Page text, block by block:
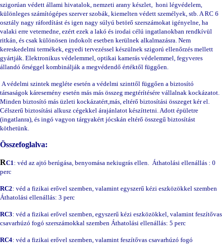
szigorúan védett állami hivatalok, nemzeti arany készlet, honi légvédelem,
különleges számítógépes szerver szobák, kiemelten védett személyek, stb. A RC 6
osztály nagy ráfordítást és igen nagy súlyú betörő szerszámokat igényelne, ha
valaki erre vetemedne, ezért ezek a lakó és irodai célú ingatlanokban rendkívül
ritkán, és csak különösen indokolt esetben kerülnek alkalmazásra. Nem
kereskedelmi termékek, egyedi tervezéssel készülnek szigorú ellenőrzés mellett
gyártják. Elektronikus védelemmel, optikai kamerás védelemmel, fegyveres
állandó őrséggel kombinálják a megvédendő értéktől függően.
A védelmi szintek megléte esetén a védelmi szinttől függően a biztosító
társaságok káresemény esetén más más összeg megtérítésére vállalnak kockázatot.
Minden biztosító más üzleti kockázatért,más, eltérő biztosítási összeget kér el.
Célszerű biztosítási alkusz cégekkel árajánlatot készíttetni. Adott épületre
(ingatlanra), és ingó vagyon tárgyakért jócskán eltérő összegű biztosítást
köthetünk.
Összefoglalva:
RC1 : véd az ajtó berúgása, benyomása nekiugrás ellen. Áthatolási ellenállás : 0
perc
RC2: véd a fizikai erővel szemben, valamint egyszerű kézi eszközökkel szemben
Áthatolási ellenállás: 3 perc
RC3: véd a fizikai erővel szemben, egyszerű kézi eszközökkel, valamint feszítővas
csavarhúzó fogó szerszámokkal szemben Áthatolási ellenállás: 5 perc
RC4: véd a fizikai erővel szemben, valamint feszítővas csavarhúzó fogó